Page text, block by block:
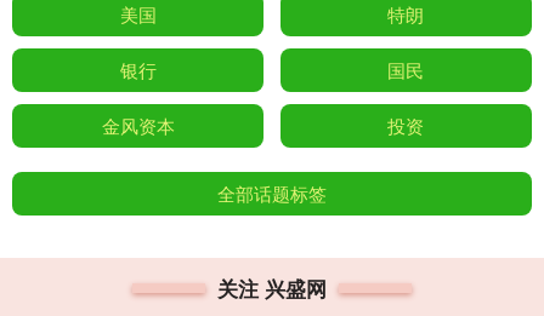
美国 特朗
银行 国民
金风资本 投资
全部话题标签
关注 兴盛网